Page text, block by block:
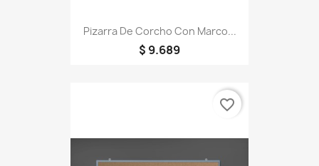
Pizarra De Corcho Con Marco...
$ 9.689
favorite_border